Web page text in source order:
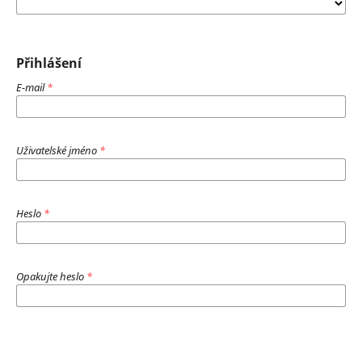
Přihlášení
E-mail*
Uživatelské jméno *
Heslo *
Opakujte heslo *